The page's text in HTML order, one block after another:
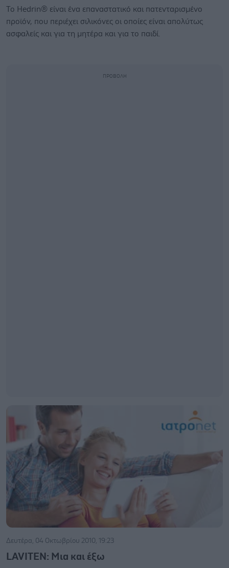
Το Hedrin® είναι ένα επαναστατικό και πατενταρισμένο
προϊόν, που περιέχει σιλικόνες οι οποίες είναι απολύτως
ασφαλείς και για τη μητέρα και για το παιδί.
Δευτέρα, 04 Οκτωβρίου 2010, 19:23
LAVITEN: Μια και έξω